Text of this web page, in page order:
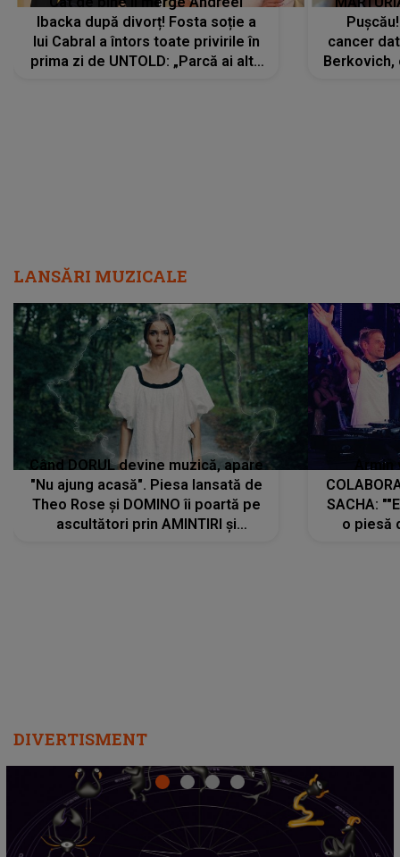
Ibacka după divorț! Fosta soție a
lui Cabral a întors toate privirile în
prima zi de UNTOLD: „Parcă ai altă
cancer
Berkovich,
LANSĂRI MUZICALE
Când DORUL devine muzică, apare
"Nu ajung acasă". Piesa lansată de
Theo Rose și DOMINO îi poartă pe
ascultători prin AMINTIRI și
SACHA:
o piesă
DIVERTISMENT